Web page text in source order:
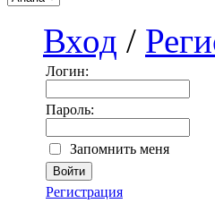
Вход /
Логин:
Пароль:
Запомнить меня
Регистрация